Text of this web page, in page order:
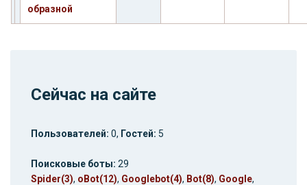
образной
Сейчас на сайте
Пользователей: 0, Гостей: 5
Поисковые боты: 29
Spider(3), oBot(12), Googlebot(4), Bot(8), Google,